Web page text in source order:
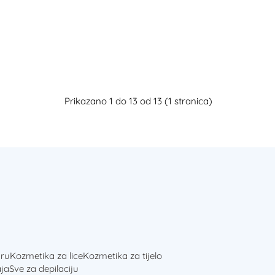
Prikazano 1 do 13 od 13 (1 stranica)
Kozmetika za liceKozmetika za tijelo
Sve za depilaciju